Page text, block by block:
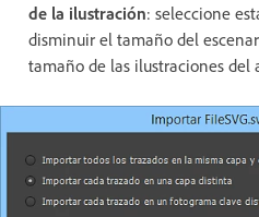
de la ilustración: seleccione
disminuir el tamaño del
tamaño de las ilustraciones del